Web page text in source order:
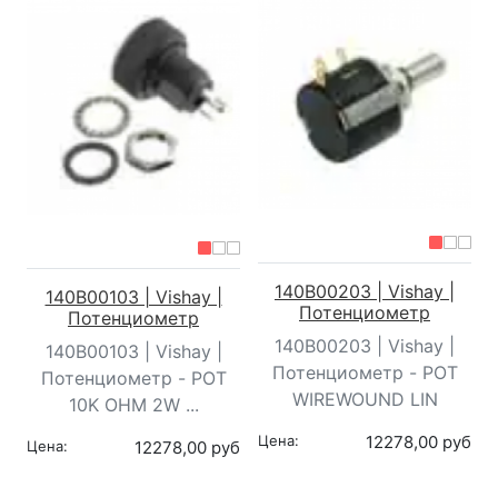
140B00103 | Vishay |
Потенциометр
140B00103 | Vishay |
Потенциометр - POT
10K OHM 2W ...
Цена: 12278,00 руб
140B00203 | Vishay |
Потенциометр
140B00203 | Vishay |
Потенциометр - POT
WIREWOUND LIN
Цена: 12278,00 руб